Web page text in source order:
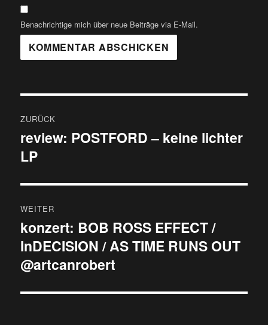
Benachrichtige mich über neue Beiträge via E-Mail.
ZURÜCK
Vorheriger
Beitrag:
review: POSTFORD – keine lichter
LP
WEITER
Nächster
Beitrag:
konzert: BOB ROSS EFFECT /
InDECISION / AS TIME RUNS OUT
@artcanrobert